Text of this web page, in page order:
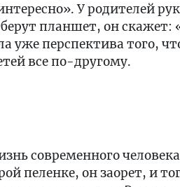
У родителей
планшет, он скажет:
уже перспектива того,
все по-другому.
современного
пеленке, он заорет, и